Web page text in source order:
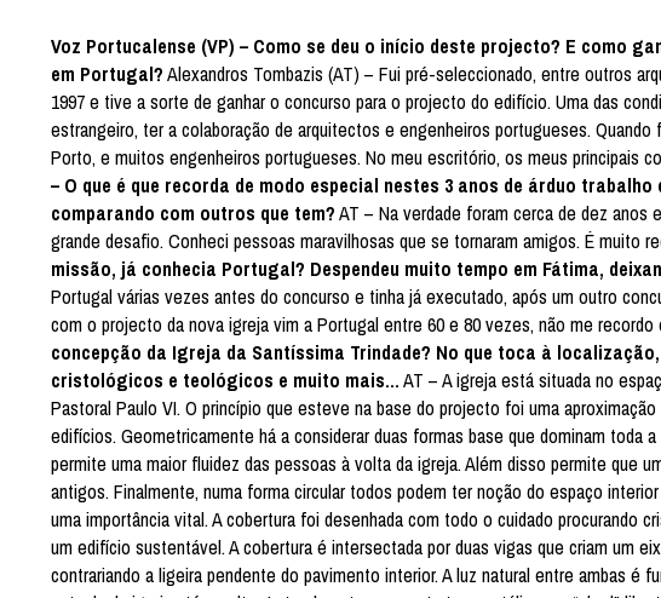
Voz Portucalense (VP) – Como se deu o início deste projecto? E como
em Portugal?Alexandros Tombazis (AT) – Fui pré-seleccionado, entre outros
1997 e tive a sorte de ganhar o concurso para o projecto do edifício. Uma das
estrangeiro, ter a colaboração de arquitectos e engenheiros portugueses.
Porto, e muitos engenheiros portugueses. No meu escritório, os meus principais
– O que é que recorda de modo especial nestes 3 anos de árduo
comparando com outros que tem?AT – Na verdade foram cerca de dez
grande desafio. Conheci pessoas maravilhosas que se tornaram amigos. É muito
missão, já conhecia Portugal? Despendeu muito tempo em Fátima,
Portugal várias vezes antes do concurso e tinha já executado, após um outro
com o projecto da nova igreja vim a Portugal entre 60 e 80 vezes, não me
concepção da Igreja da Santíssima Trindade? No que toca à
cristológicos e teológicos e muito mais…AT – A igreja está situada no
Pastoral Paulo VI. O princípio que esteve na base do projecto foi uma
edifícios. Geometricamente há a considerar duas formas base que dominam toda
permite uma maior fluidez das pessoas à volta da igreja. Além disso permite que
antigos. Finalmente, numa forma circular todos podem ter noção do espaço
uma importância vital. A cobertura foi desenhada com todo o cuidado procurando
um edifício sustentável. A cobertura é intersectada por duas vigas que criam um
contrariando a ligeira pendente do pavimento interior. A luz natural entre ambas